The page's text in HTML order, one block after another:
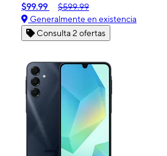
$99.99
$599.99
Generalmente en existencia
Consulta 2 ofertas